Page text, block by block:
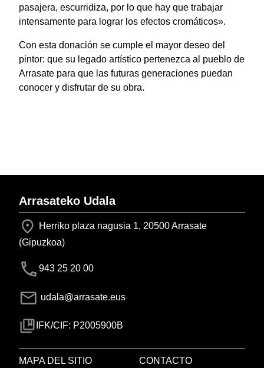
pasajera, escurridiza, por lo que hay que trabajar
intensamente para lograr los efectos cromáticos».
Con esta donación se cumple el mayor deseo del
pintor: que su legado artístico pertenezca al pueblo de
Arrasate para que las futuras generaciones puedan
conocer y disfrutar de su obra.
Arrasateko Udala
Herriko plaza nagusia 1, 20500 Arrasate
(Gipuzkoa)
943 25 20 00
udala@arrasate.eus
IFK/CIF: P2005900B
MAPA DEL SITIO CONTACTO